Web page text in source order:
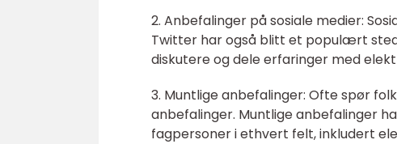
2. Anbefalinger på sosiale medier:
Twitter har også blitt et populært
diskutere og dele erfaringer med
3. Muntlige anbefalinger: Ofte spør
anbefalinger. Muntlige anbefalinger
fagpersoner i ethvert felt, inkludert